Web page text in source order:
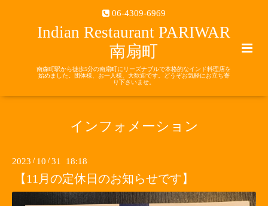
06-4309-6969
Indian Restaurant PARIWAR
南扇町
南森町駅から徒歩5分の南扇町にリーズナブルで本格的なインド料理店を
始めました。団体様、お一人様、大歓迎です。どうぞお気軽にお立ち寄
り下さいませ。
インフォメーション
2023 / 10 /31 18:18
【11月の定休日のお知らせです】